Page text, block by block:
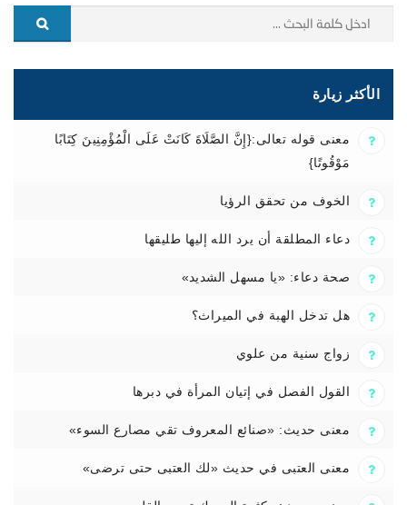
الأكثر زيارة
معنى قوله تعالى:{إِنَّ الصَّلَاةَ كَانَتْ عَلَى الْمُؤْمِنِينَ كِتَابًا
مَوْقُوتًا}
الخوف من تحقق الرؤيا
دعاء المطلقة أن يرد الله إليها طليقها
صحة دعاء: «يا مسهل الشديد»
هل تدخل الهبة في الميراث؟
زواج سنية من علوي
القول الفصل في إتيان المرأة في دبرها
معنى حديث: «صنائع المعروف تقي مصارع السوء»
معنى العتبى في حديث «لك العتبى حتى ترضى»